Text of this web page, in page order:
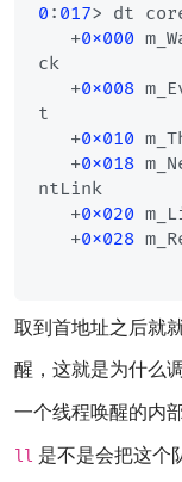
0 : 017> dt
   +
0x000
ck
   +
0x008
t
   +
0x010
   +
0x018
ntLink
   +
0x020
   +
0x028
取到首地址之后就
醒，这就是为什么
一个线程唤醒的内
ll 是不是会把这个